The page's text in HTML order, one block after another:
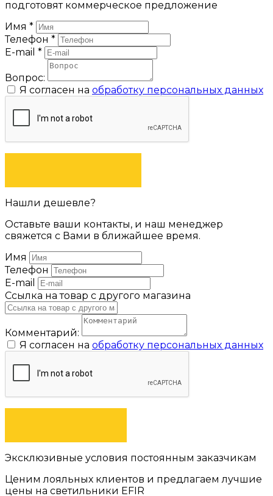
подготовят коммерческое предложение
Имя *
Телефон *
E-mail *
Вопрос:
Я согласен на обработку персональных данных
Нашли дешевле?
Оставьте ваши контакты, и наш менеджер
свяжется с Вами в ближайшее время.
Имя
Телефон
E-mail
Ссылка на товар с другого магазина
Комментарий:
Я согласен на обработку персональных данных
Эксклюзивные условия постоянным заказчикам
Ценим лояльных клиентов и предлагаем лучшие
цены на светильники EFIR